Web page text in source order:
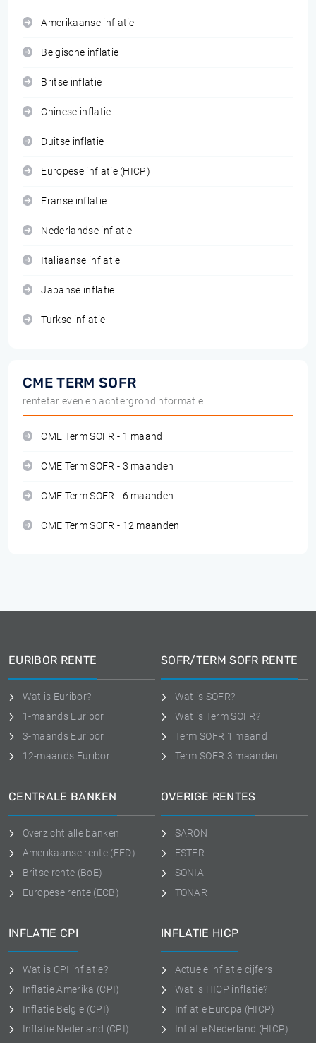
Amerikaanse inflatie
Belgische inflatie
Britse inflatie
Chinese inflatie
Duitse inflatie
Europese inflatie (HICP)
Franse inflatie
Nederlandse inflatie
Italiaanse inflatie
Japanse inflatie
Turkse inflatie
CME TERM SOFR
rentetarieven en achtergrondinformatie
CME Term SOFR - 1 maand
CME Term SOFR - 3 maanden
CME Term SOFR - 6 maanden
CME Term SOFR - 12 maanden
EURIBOR RENTE
Wat is Euribor?
1-maands Euribor
3-maands Euribor
12-maands Euribor
SOFR/TERM SOFR RENTE
Wat is SOFR?
Wat is Term SOFR?
Term SOFR 1 maand
Term SOFR 3 maanden
CENTRALE BANKEN
Overzicht alle banken
Amerikaanse rente (FED)
Britse rente (BoE)
Europese rente (ECB)
OVERIGE RENTES
SARON
ESTER
SONIA
TONAR
INFLATIE CPI
Wat is CPI inflatie?
Inflatie Amerika (CPI)
Inflatie België (CPI)
Inflatie Nederland (CPI)
INFLATIE HICP
Actuele inflatie cijfers
Wat is HICP inflatie?
Inflatie Europa (HICP)
Inflatie Nederland (HICP)